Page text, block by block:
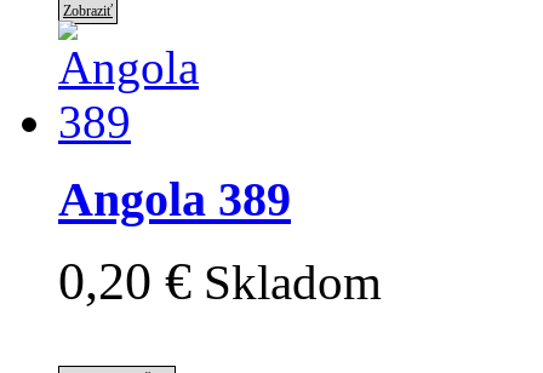
Zobraziť
Angola 389
0,20 € Skladom